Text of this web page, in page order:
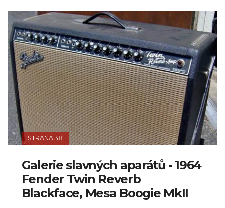
STRANA 38
Galerie slavných aparátů - 1964
Fender Twin Reverb
Blackface, Mesa Boogie MkII